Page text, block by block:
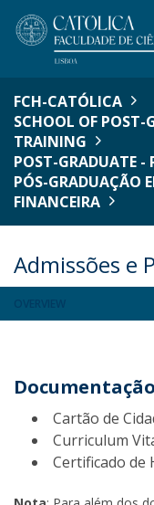
FCH-CATÓLICA
SCHOOL OF POST-
TRAINING
POST-GRADUATE -
PÓS-GRADUAÇÃO
FINANCEIRA
Admissões e
Cartão de
Curriculum
Certificado de